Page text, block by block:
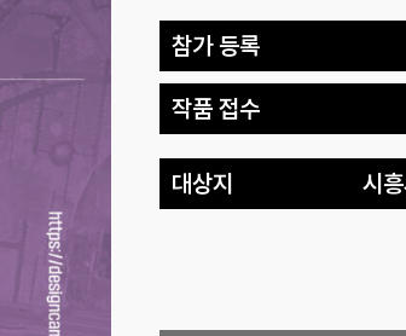
참가 등록
작품 접수
대상지 시